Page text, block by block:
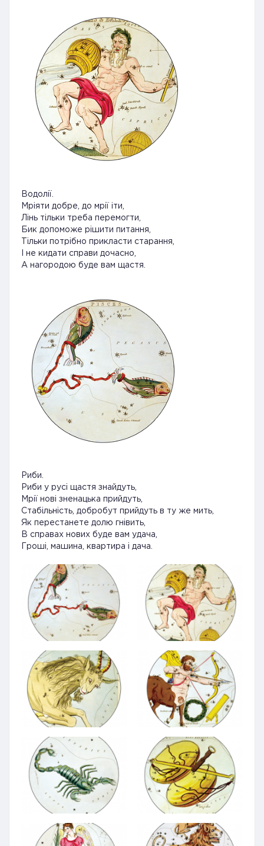
Водолії.
Мріяти добре, до мрії іти,
Лінь тільки треба перемогти,
Бик допоможе рішити питання,
Тільки потрібно прикласти старання,
І не кидати справи дочасно,
А нагородою буде вам щастя.
Риби.
Риби у русі щастя знайдуть,
Мрії нові зненацька прийдуть,
Стабільність, добробут прийдуть в ту же мить,
Як перестанете долю гнівить,
В справах нових буде вам удача,
Гроші, машина, квартира і дача.